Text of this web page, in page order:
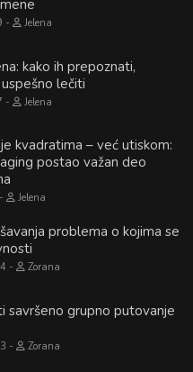
Jelena
kako ih prepoznati,
lečiti
Jelena
kvadratima – već utiskom:
postao važan deo
Jelena
problema o kojima se
Zorana
savršeno grupno putovanje
Zorana